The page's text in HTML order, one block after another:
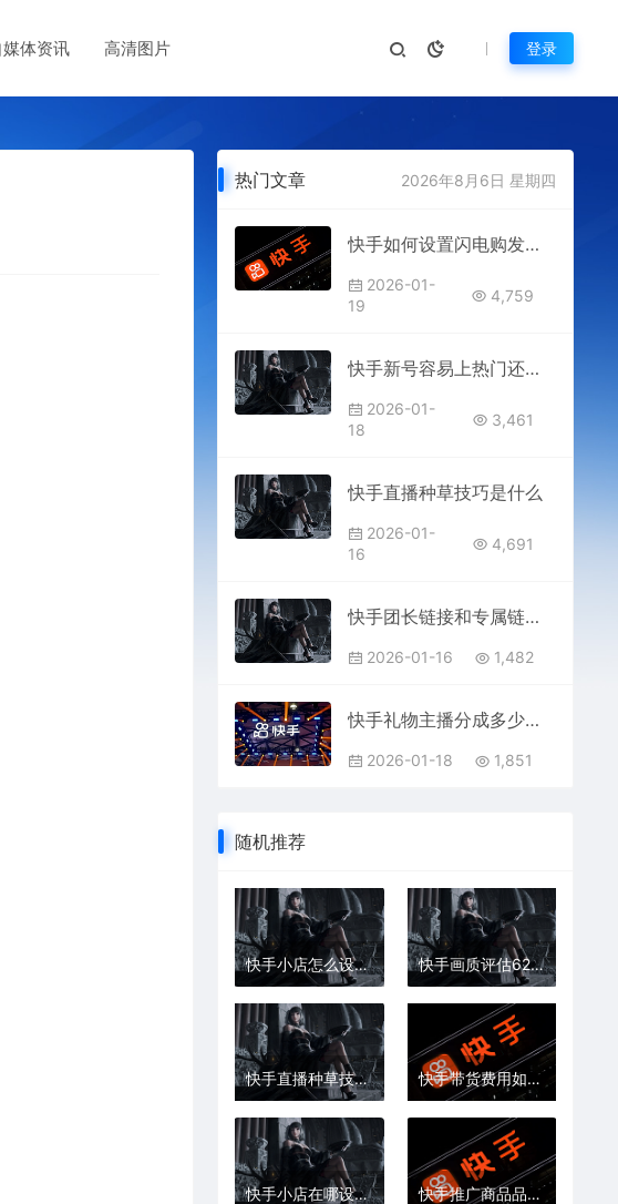
媒体资讯 高清图片 登录
热门文章 2026年8月6日 星期四
快手如何设置闪电购发货时间
2026-01-
19
4,759
快手新号容易上热门还是老号 快手新号怎么养号
2026-01-
18
3,461
快手直播种草技巧是什么
2026-01-
16
4,691
快手团长链接和专属链接区别是什么
2026-01-16 1,482
快手礼物主播分成多少去掉税
2026-01-18 1,851
随机推荐
快手小店怎么设置一件7折 快手画质评估62是合格的吗
快手直播种草技巧是什么 快手带货费用如何结算
快手小店在哪设置七天内发货 快手推广商品品质指标异常怎么回事